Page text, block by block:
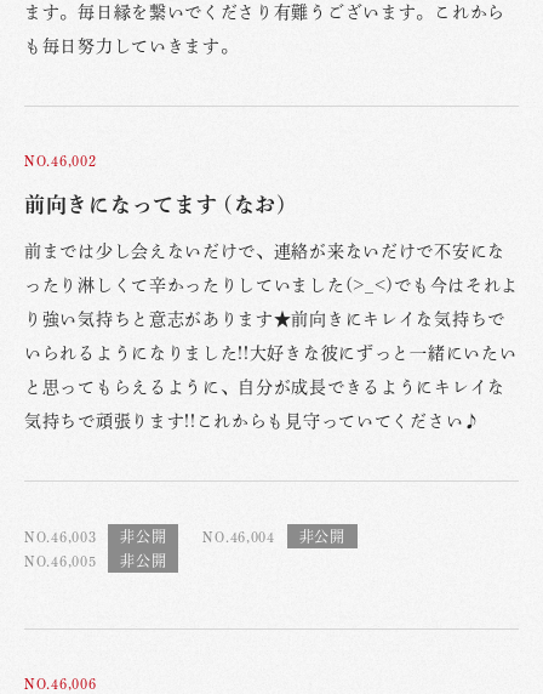
ます。毎日縁を繋いでくださり有難うございます。これから
も毎日努力していきます。
NO.46,002
前向きになってます (なお)
前までは少し会えないだけで、連絡が来ないだけで不安にな
ったり淋しくて辛かったりしていました(>_<)でも今はそれよ
り強い気持ちと意志があります★前向きにキレイな気持ちで
いられるようになりました!!大好きな彼にずっと一緒にいたい
と思ってもらえるように、自分が成長できるようにキレイな
気持ちで頑張ります!!これからも見守っていてください♪
NO.46,003
NO.46,004
NO.46,005
NO.46,006